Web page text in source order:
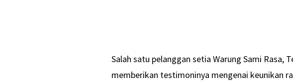
Salah satu pelanggan setia Warung Sami Rasa,
memberikan testimoninya mengenai keunikan